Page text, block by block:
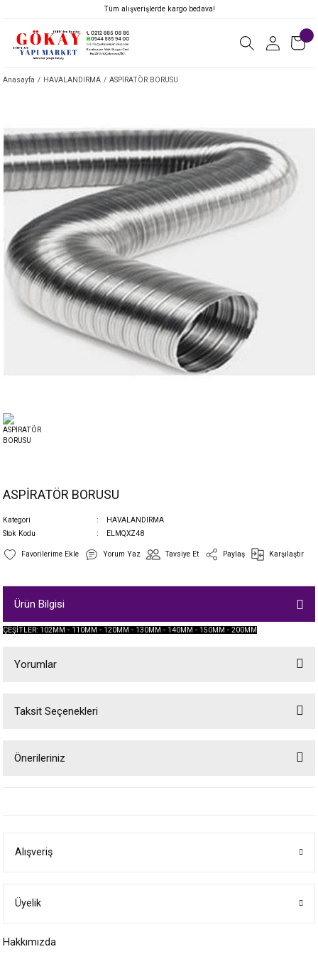
Tüm alışverişlerde kargo bedava!
Anasayfa HAVALANDIRMA ASPİRATÖR BORUSU
ASPİRATÖR BORUSU
Kategori
HAVALANDIRMA
Stok Kodu
ELMQXZ48
Yorum Yaz Tavsiye Et Paylaş Karşılaştır
Ürün Bilgisi
ÇEŞİTLER: 102MM - 110MM - 120MM - 130MM - 140MM - 150MM - 200MM
Yorumlar
Taksit Seçenekleri
Önerileriniz
Ürün bilgilerinde hatalar bulunuyor.
Bu ürüne benzer farklı alternatifler olmalı.
Alışveriş
Üyelik
Hakkımızda